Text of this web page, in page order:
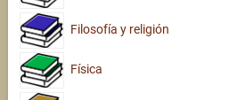
Filosofía y religión
Física